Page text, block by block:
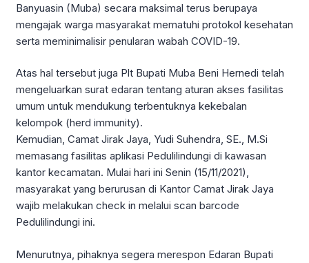
Banyuasin (Muba) secara maksimal terus berupaya
mengajak warga masyarakat mematuhi protokol kesehatan
serta meminimalisir penularan wabah COVID-19.
Atas hal tersebut juga Plt Bupati Muba Beni Hernedi telah
mengeluarkan surat edaran tentang aturan akses fasilitas
umum untuk mendukung terbentuknya kekebalan
kelompok (herd immunity).
Kemudian, Camat Jirak Jaya, Yudi Suhendra, SE., M.Si
memasang fasilitas aplikasi Pedulilindungi di kawasan
kantor kecamatan. Mulai hari ini Senin (15/11/2021),
masyarakat yang berurusan di Kantor Camat Jirak Jaya
wajib melakukan check in melalui scan barcode
Pedulilindungi ini.
Menurutnya, pihaknya segera merespon Edaran Bupati